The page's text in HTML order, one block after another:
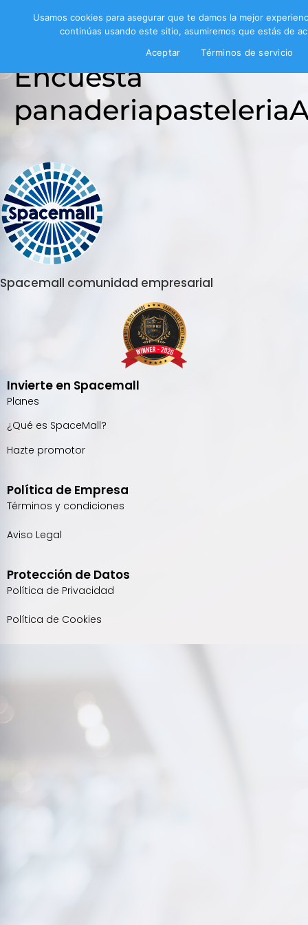
Encuesta
Spacemall comunidad empresarial
Invierte en Spacemall
Planes
¿Qué es SpaceMall?
Hazte promotor
Política de Empresa
Términos y condiciones
Aviso Legal
Protección de Datos
Política de Privacidad
Política de Cookies
Usamos cookies para asegurar que te damos la mejor
continúas usando este sitio, asumiremos que estás de
Aceptar
Términos de servicio